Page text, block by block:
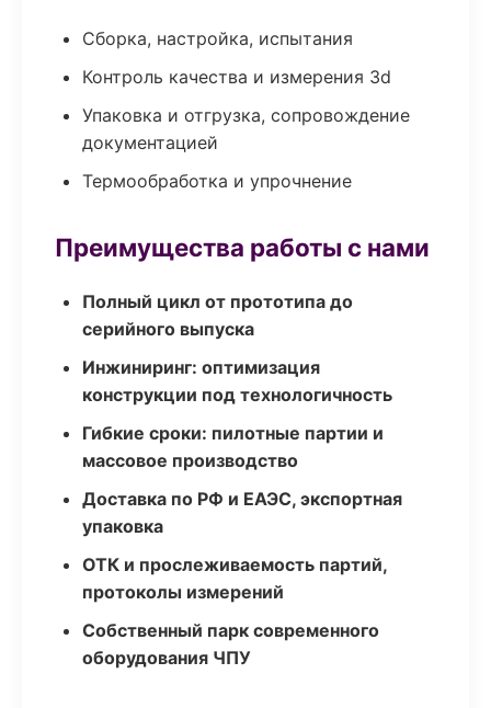
Сборка, настройка, испытания
Контроль качества и измерения 3d
Упаковка и отгрузка, сопровождение
документацией
Термообработка и упрочнение
Преимущества работы с нами
Полный цикл от прототипа до
серийного выпуска
Инжиниринг: оптимизация
конструкции под технологичность
Гибкие сроки: пилотные партии и
массовое производство
Доставка по РФ и ЕАЭС, экспортная
упаковка
ОТК и прослеживаемость партий,
протоколы измерений
Собственный парк современного
оборудования ЧПУ